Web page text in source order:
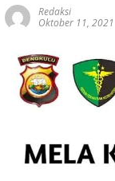
Redaksi
Oktober 11, 2021